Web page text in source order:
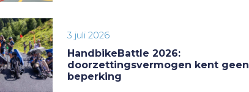
3 juli 2026
HandbikeBattle 2026:
doorzettingsvermogen kent geen
beperking